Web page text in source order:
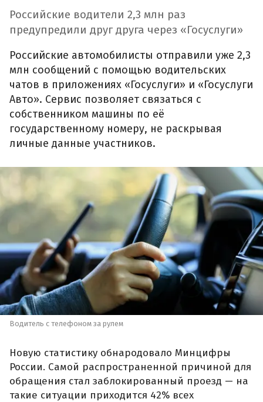
Российские водители 2,3 млн раз
предупредили друг друга через «Госуслуги»
Российские автомобилисты отправили уже 2,3
млн сообщений с помощью водительских
чатов в приложениях «Госуслуги» и «Госуслуги
Авто». Сервис позволяет связаться с
собственником машины по её
государственному номеру, не раскрывая
личные данные участников.
Водитель с телефоном за рулем
Новую статистику обнародовало Минцифры
России. Самой распространенной причиной для
обращения стал заблокированный проезд — на
такие ситуации приходится 42% всех